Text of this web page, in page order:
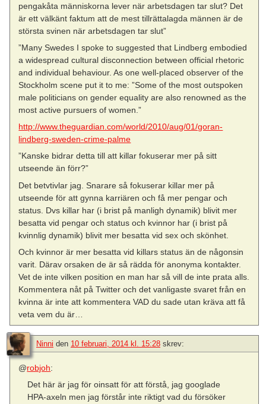
pengakåta människorna lever när arbetsdagen tar slut? Det
är ett välkänt faktum att de mest tillrättalagda männen är de
största svinen när arbetsdagen tar slut”
”Many Swedes I spoke to suggested that Lindberg embodied
a widespread cultural disconnection between official rhetoric
and individual behaviour. As one well-placed observer of the
Stockholm scene put it to me: ”Some of the most outspoken
male politicians on gender equality are also renowned as the
most active pursuers of women.”
http://www.theguardian.com/world/2010/aug/01/goran-
lindberg-sweden-crime-palme
”Kanske bidrar detta till att killar fokuserar mer på sitt
utseende än förr?”
Det betvtivlar jag. Snarare så fokuserar killar mer på
utseende för att gynna karriären och få mer pengar och
status. Dvs killar har (i brist på manligh dynamik) blivit mer
besatta vid pengar och status och kvinnor har (i brist på
kvinnlig dynamik) blivit mer besatta vid sex och skönhet.
Och kvinnor är mer besatta vid killars status än de någonsin
varit. Därav orsaken de är så rädda för anonyma kontakter.
Vet de inte vilken position en man har så vill de inte prata alls.
Kommentera nåt på Twitter och det vanligaste svaret från en
kvinna är inte att kommentera VAD du sade utan kräva att få
veta vem du är…
Ninni den 10 februari, 2014 kl. 15:28 skrev:
@robjoh:
Det här är jag för oinsatt för att förstå, jag googlade
HPA-axeln men jag förstår inte riktigt vad du försöker